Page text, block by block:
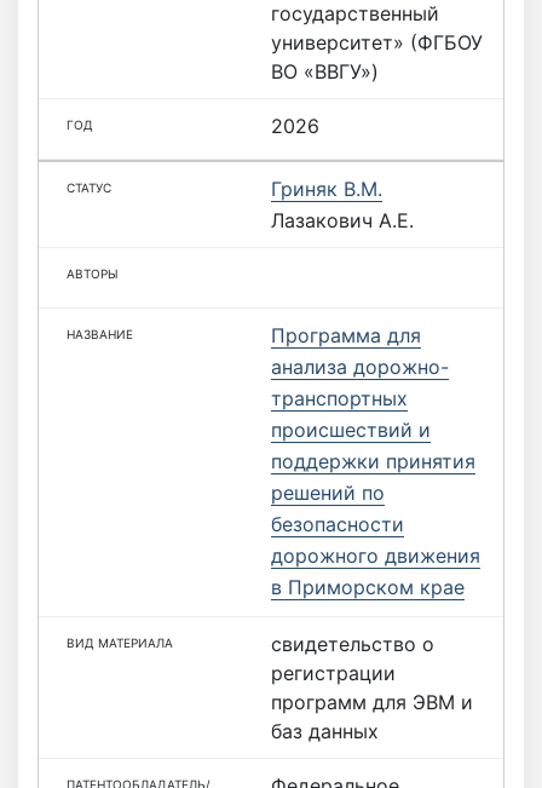
государственный
университет» (ФГБОУ
ВО «ВВГУ»)
2026
Гриняк В.М.
Лазакович А.Е.
Программа для
анализа дорожно-
транспортных
происшествий и
поддержки принятия
решений по
безопасности
дорожного движения
в Приморском крае
свидетельство о
регистрации
программ для ЭВМ и
баз данных